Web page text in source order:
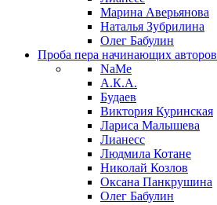
Марина Аверьянова
Наталья Зубрилина
Олег Бабулин
Проба пера начинающих авторов
NaMe
А.К.А.
Будаев
Виктория Куринская
Лариса Малышева
Лианесс
Людмила Котане
Николай Козлов
Оксана Панкрушина
Олег Бабулин